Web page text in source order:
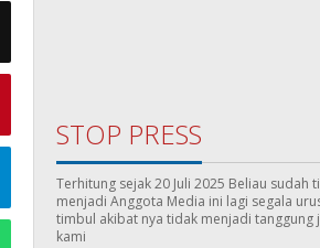
STOP PRESS
Terhitung sejak 20 Juli 2025 Beliau sudah
menjadi Anggota Media ini lagi segala
timbul akibat nya tidak menjadi tanggung
kami